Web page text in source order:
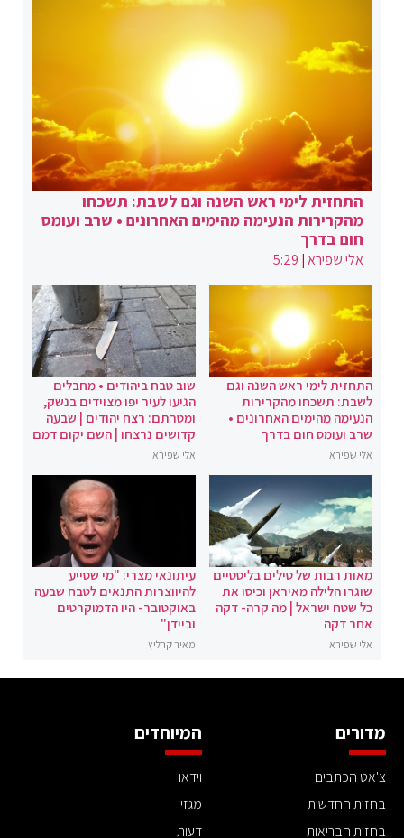
התחזית לימי ראש השנה וגם לשבת: תשכחו
מהקרירות הנעימה מהימים האחרונים • שרב ועומס
חום בדרך
אלי שפירא|
5:29
התחזית לימי ראש השנה וגם
לשבת: תשכחו מהקרירות
הנעימה מהימים האחרונים •
שרב ועומס חום בדרך
אלי שפירא
שוב טבח ביהודים • מחבלים
הגיעו לעיר יפו מצוידים בנשק,
ומטרתם: רצח יהודים | שבעה
קדושים נרצחו | השם יקום דמם
אלי שפירא
מאות רבות של טילים בליסטיים
שוגרו הלילה מאיראן וכיסו את
כל שטח ישראל | מה קרה- דקה
אחר דקה
אלי שפירא
עיתונאי מצרי: "מי שסייע
להיווצרות התנאים לטבח שבעה
באוקטובר- היו הדמוקרטים
וביידן"
מאיר קרליץ
מדורים
צ'אט הכתבים
בחזית החדשות
בחזית הבריאות
המיוחדים
וידאו
מגזין
דעות